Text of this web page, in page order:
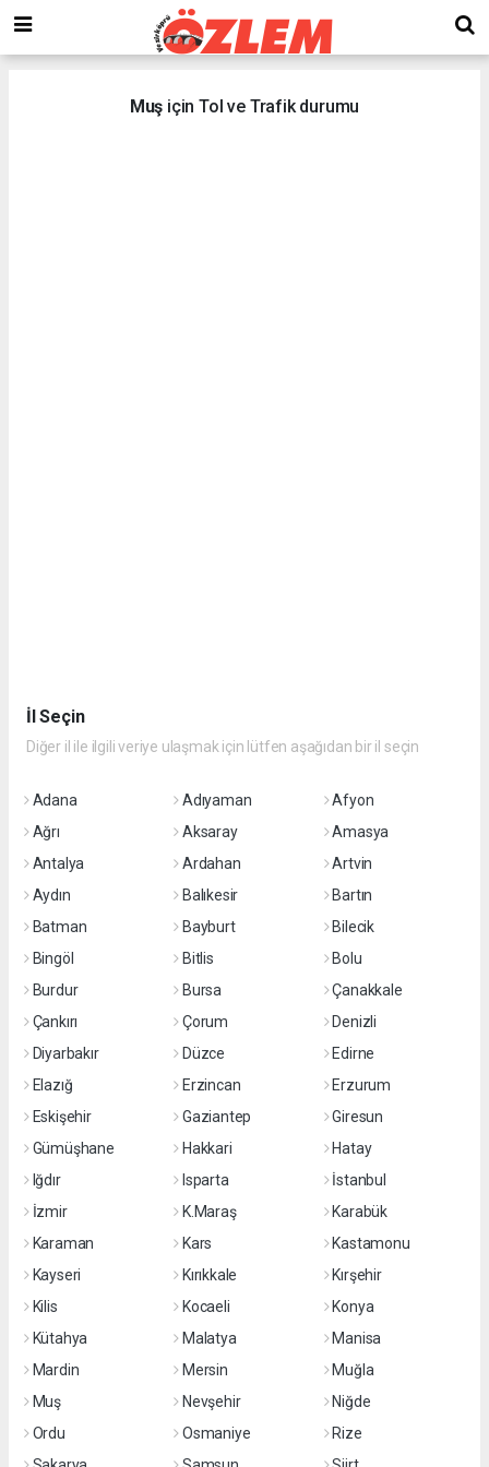
Muş için Tol ve Trafik durumu
İl Seçin
Diğer il ile ilgili veriye ulaşmak için lütfen aşağıdan bir il seçin
Adana Adıyaman
Afyon
Ağrı
Aksaray
Amasya
Antalya
Ardahan
Artvin
Aydın
Balıkesir
Bartın
Batman
Bayburt
Bilecik
Bingöl
Bitlis
Bolu
Burdur
Bursa
Çanakkale
Çankırı
Çorum
Denizli
Diyarbakır
Düzce
Edirne
Elazığ
Erzincan
Erzurum
Eskişehir
Gaziantep
Giresun
Gümüşhane
Hakkari
Hatay
Iğdır
Isparta
İstanbul
İzmir
K.Maraş
Karabük
Karaman
Kars
Kastamonu
Kayseri
Kırıkkale
Kırşehir
Kilis
Kocaeli
Konya
Kütahya
Malatya
Manisa
Mardin
Mersin
Muğla
Muş
Nevşehir
Niğde
Ordu
Osmaniye
Rize